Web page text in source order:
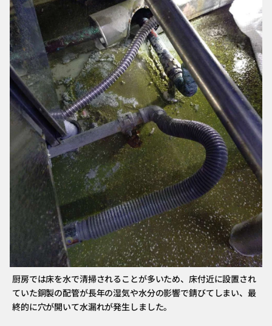
厨房では床を水で清掃されることが多いため、床付近に設置され
ていた銅製の配管が長年の湿気や水分の影響で錆びてしまい、最
終的に穴が開いて水漏れが発生しました。